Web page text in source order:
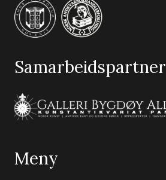
Samarbeidspartner
Meny